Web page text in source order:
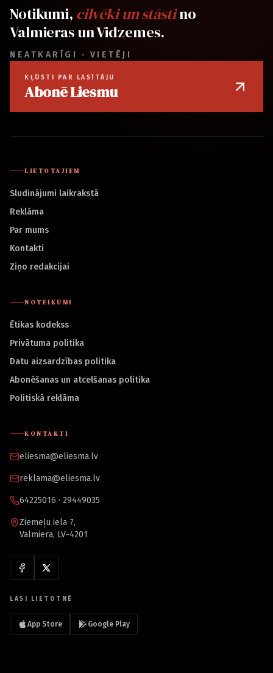
Notikumi, cilvēki un stāstino
Valmieras un Vidzemes.
NEATKARĪGI · VIETĒJI
KĻŪSTI PAR LASĪTĀJU
Abonē Liesmu
LIETOTĀJIEM
Sludinājumi laikrakstā
Reklāma
Par mums
Kontakti
Ziņo redakcijai
NOTEIKUMI
Ētikas kodekss
Privātuma politika
Datu aizsardzības politika
Abonēšanas un atcelšanas politika
Politiskā reklāma
KONTAKTI
eliesma@eliesma.lv
reklama@eliesma.lv
64225016 · 29449035
Ziemeļu iela 7,
Valmiera, LV-4201
LASI LIETOTNĒ
App Store Google Play